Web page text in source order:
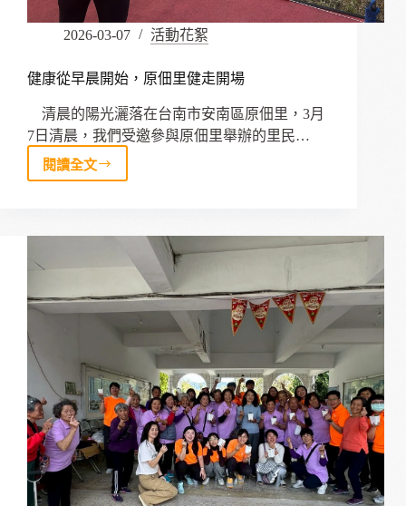
錄
2026-03-07 活動花絮
健康從早晨開始，原佃里健走開場
清晨的陽光灑落在台南市安南區原佃里，3月
7日清晨，我們受邀參與原佃里舉辦的里民…
閱讀全文
健
開
原
健
走
開
場